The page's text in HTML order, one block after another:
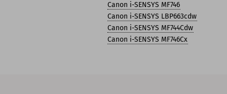
Canon i-SENSYS MF746
Canon i-SENSYS LBP663cdw
Canon i-SENSYS MF744Cdw
Canon i-SENSYS MF746Cx